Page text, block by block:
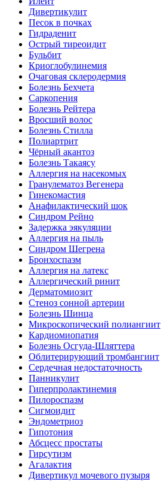
Дивертикулит
Песок в почках
Гидраденит
Острый тиреоидит
Бульбит
Криоглобулинемия
Очаговая склеродермия
Болезнь Бехчета
Саркопения
Болезнь Рейтера
Вросший волос
Болезнь Стилла
Полиартрит
Чёрный акантоз
Болезнь Такаясу
Аллергия на насекомых
Гранулематоз Вегенера
Гинекомастия
Анафилактический шок
Синдром Рейно
Задержка эякуляции
Аллергия на пыль
Синдром Шегрена
Бронхоспазм
Аллергия на латекс
Аллергический ринит
Дерматомиозит
Стеноз сонной артерии
Болезнь Шинца
Микроскопический полиангиит
Кардиомиопатия
Болезнь Осгуда-Шляттера
Облитерирующий тромбангиит
Сердечная недостаточность
Панникулит
Гиперпролактинемия
Пилороспазм
Сигмоидит
Эндометриоз
Гипотония
Абсцесс простаты
Гирсутизм
Агалактия
Дивертикул мочевого пузыря